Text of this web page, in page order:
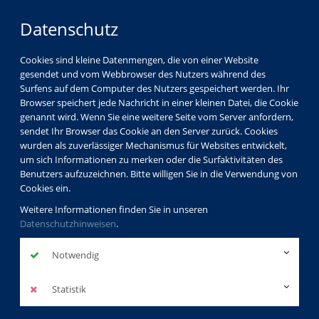
Datenschutz
Cookies sind kleine Datenmengen, die von einer Website
gesendet und vom Webbrowser des Nutzers während des
Surfens auf dem Computer des Nutzers gespeichert werden. Ihr
Browser speichert jede Nachricht in einer kleinen Datei, die Cookie
genannt wird. Wenn Sie eine weitere Seite vom Server anfordern,
sendet Ihr Browser das Cookie an den Server zurück. Cookies
wurden als zuverlässiger Mechanismus für Websites entwickelt,
um sich Informationen zu merken oder die Surfaktivitäten des
Benutzers aufzuzeichnen. Bitte willigen Sie in die Verwendung von
Cookies ein.
Weitere Informationen finden Sie in unseren
Datenschutzhinweisen.
Notwendig
Statistik